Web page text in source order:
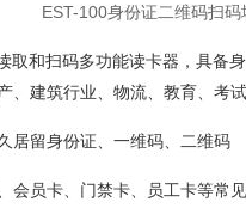
EST-100身份证二维码扫码
和扫码多功能读卡器，具备
建筑行业、物流、教育、考
居留身份证、一维码、二维码
员卡、门禁卡、员工卡等常见